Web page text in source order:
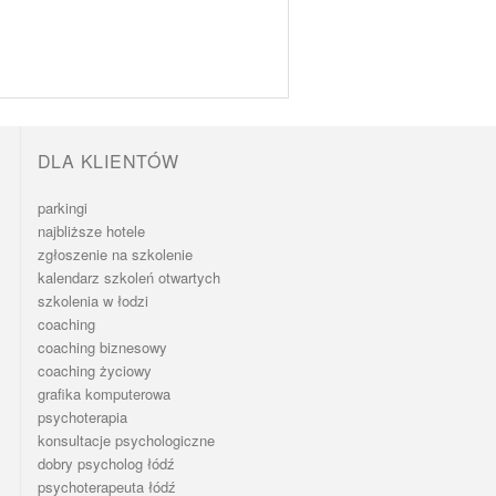
DLA KLIENTÓW
parkingi
najbliższe hotele
zgłoszenie na szkolenie
kalendarz szkoleń otwartych
szkolenia w łodzi
coaching
coaching biznesowy
coaching życiowy
grafika komputerowa
psychoterapia
konsultacje psychologiczne
dobry psycholog łódź
psychoterapeuta łódź